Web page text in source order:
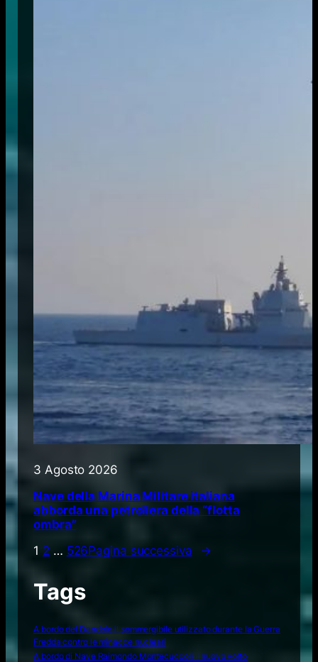
3 Agosto 2026
Nave della Marina Militare italiana
abborda una petroliera della “flotta
ombra”
1 2 … 526Pagina successiva →
Tags
A bordo del Dandolo il sommergibile utilizzato durante la Guerra
Fredda contro le minacce nucleari
A bordo di Nave Raimondo Montecuccoli il nuovo volto